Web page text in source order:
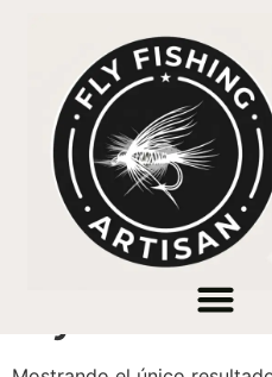
/ Productos
Fly rod